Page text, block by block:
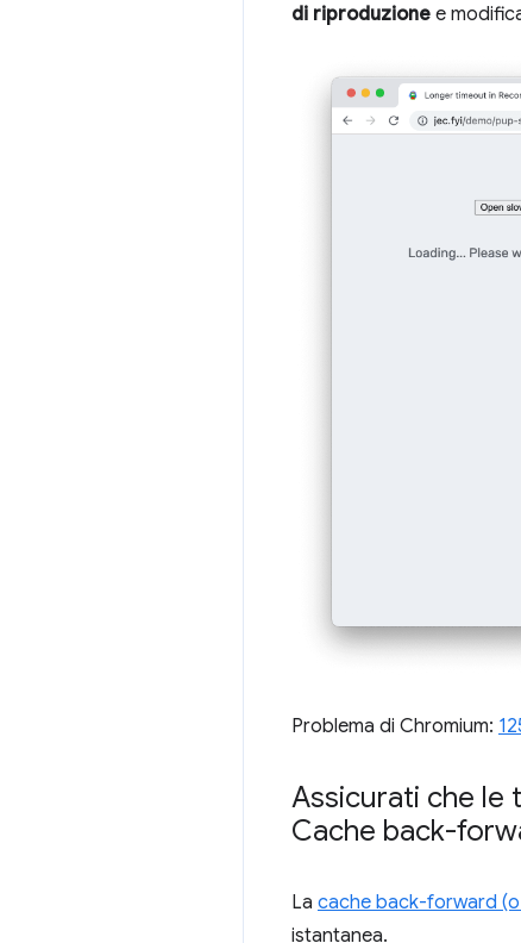
di riproduzione e
Problema di Chromium:
Assicurati che le
Cache back-
La cache back-forward
istantanea.